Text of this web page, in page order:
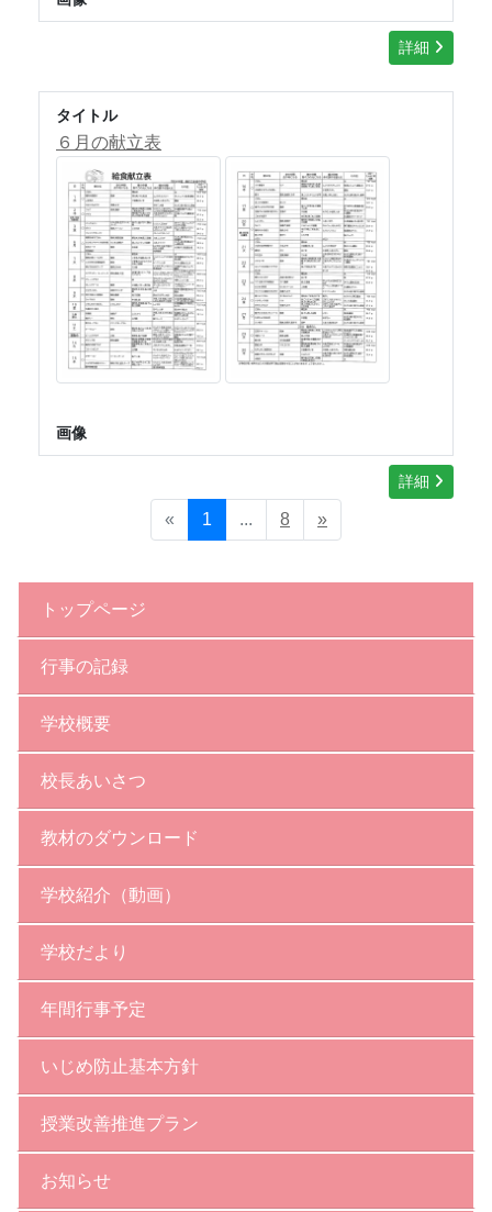
トップページ
行事の記録
学校概要
校長あいさつ
教材のダウンロード
学校紹介（動画）
学校だより
年間行事予定
いじめ防止基本方針
授業改善推進プラン
お知らせ
詳細
タイトル
６月の献立表
画像
詳細
« 1 ... 8 »